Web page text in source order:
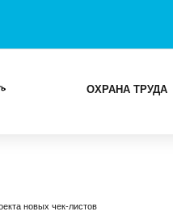
ОХРАНА ТРУДА
ТРУДА
новых чек-листов